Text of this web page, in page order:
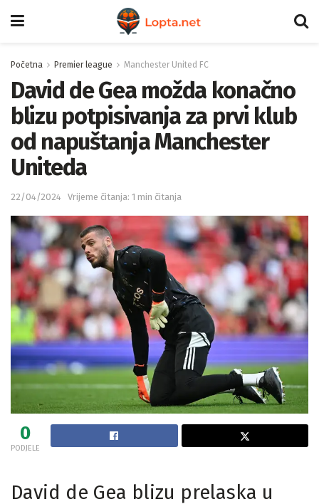
Početna Premier league Manchester United FC
David de Gea možda konačno
blizu potpisivanja za prvi klub
od napuštanja Manchester
Uniteda
22/04/2024 Vrijeme čitanja: 1 min čitanja
0
PODJELE
David de Gea blizu prelaska u